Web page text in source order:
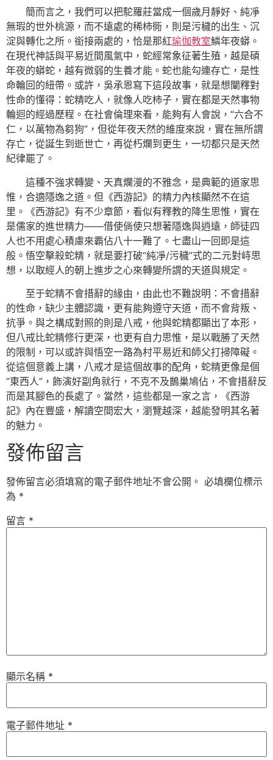
簡而言之，我們可以把駝羅莊當成一個歲月靜好、純凈
無瑕的世外桃源，而不遠處的稀柿衕，則是污穢的出生、沉
淀與轉化之所。銜接兩處的，恰是那紅瑜伽教室鱗年夜蟒。
在現代神話與平易近間風氣中，蛇經常象征著生殖，越是碩
年夜的蟒蛇，越有微弱的生養才能。蛇也能勾連存亡，是性
命輪回的紐帶。或許，吳承恩寫下這段故事，就是想闡釋對
性命的懂得：蛇精吃人，就像人吃柿子，實在都是天然事物
輪迴的經過歷程。在社會倫理來看，能夠有人會說，“六合不
仁，以萬物為芻狗”，但從年夜天然的維度來說，實在無所謂
存亡，從誕生到逝世亡，再從朽爛到更生，一切都只是天然
紀律罷了。
這種不強求轉變、天真爛漫的不雅念，是典範的道家思
惟，合適隱逸之道。但《西游記》的精力內核顯然不在這
里。《西游記》有不少章節，看似有釋教的降生思惟，實在
是儒家的進世精力——借使倘使只想著隱逸與逍遠，師徒四
人也不用處心積慮來霸佔八十一難了。七盡山一回即是這
般。悟空擊殺蛇精，就是要打破“純凈/污穢”式的二元對峙思
想，以取經人的朝上進步之心來轉變所謂的天道與規定。
至于蛇精不會措辭的緣由，由此也不難說明：不會措辭
的性命，缺少主體認識，更有能夠遵守天道，而不會背叛、
抗爭。與之構成對照的則是八戒，他與蛇精都顯出了本形，
但八戒比蛇精修行更深，也更有自力思惟，是以戰勝了天然
的限制，可以或許與悟空一路為村平易近和師父打掃障礙。
從這個意義上講，八戒才是這個故事的配角，蛇精更像是個
“東西人”，飾演好副角就行，不克不及鵲巢鳩佔，不會措辭反
而是其腳色的長處了。當然，這些都是一家之言，《西游
記》內在豐盛，解讀空間宏大，瀏覽越深，越能發明其名著
的魅力。
發佈留言
發佈留言必須填寫的電子郵件地址不會公開。 必填欄位標示
為 *
留言 *
顯示名稱 *
電子郵件地址 *